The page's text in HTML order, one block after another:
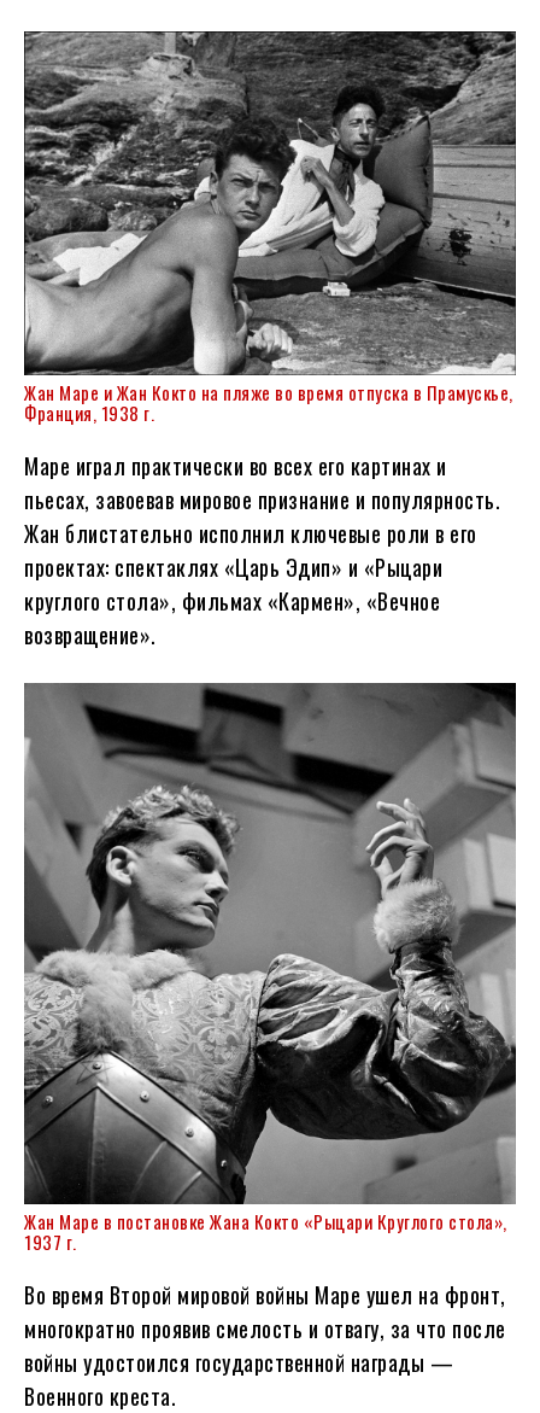
Жан Маре и Жан Кокто на пляже во время отпуска в Прамускье,
Франция, 1938 г.
Маре играл практически во всех его картинах и
пьесах, завоевав мировое признание и популярность.
Жан блистательно исполнил ключевые роли в его
проектах: спектаклях «Царь Эдип» и «Рыцари
круглого стола», фильмах «Кармен», «Вечное
возвращение».
Жан Маре в постановке Жана Кокто «Рыцари Круглого стола»,
1937 г.
Во время Второй мировой войны Маре ушел на фронт,
многократно проявив смелость и отвагу, за что после
войны удостоился государственной награды —
Военного креста.